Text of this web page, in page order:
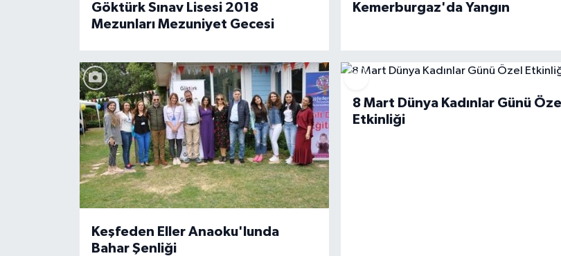
Göktürk Sınav Lisesi 2018
Mezunları Mezuniyet Gecesi
Kemerburgaz'da Yangın
Keşfeden Eller Anaoku'lunda
Bahar Şenliği
8 Mart Dünya Kadınlar Günü Özel
Etkinliği